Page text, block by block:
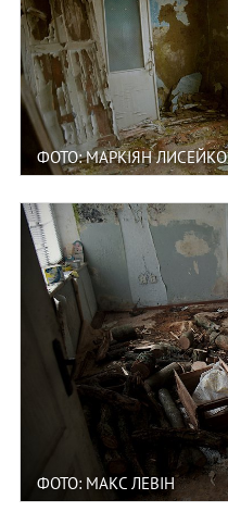
ФОТО: МАРКІЯН ЛИСЕЙКО
ФОТО: МАКС ЛЕВІН